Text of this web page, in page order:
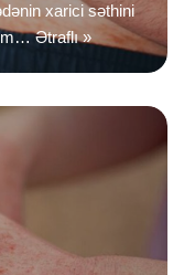
xarici səthini
Ətraflı »